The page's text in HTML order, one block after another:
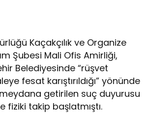
Kaçakçılık ve Organize
Şubesi Mali Ofis Amirliği,
Belediyesinde “rüşvet
fesat karıştırıldığı” yönünde
getirilen suç duyurusu
fiziki takip başlatmıştı.